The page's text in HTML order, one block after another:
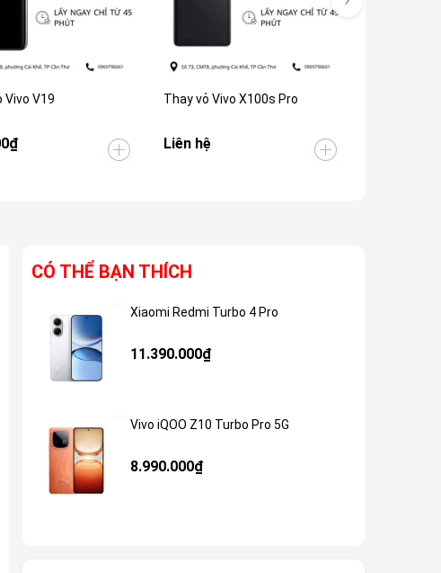
Vivo V19 Thay vỏ Vivo X100s Pro
Liên hệ
CÓ THỂ BẠN THÍCH
Xiaomi Redmi Turbo 4 Pro
11.390.000₫
Vivo iQOO Z10 Turbo Pro 5G
8.990.000₫